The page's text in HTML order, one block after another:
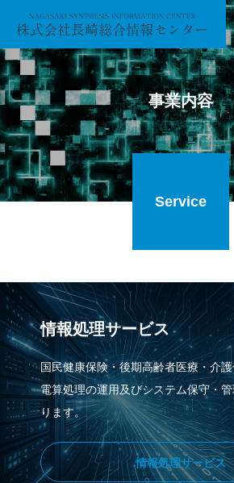
事業内容
Service
情報処理サービス
国民健康保険・後期高齢者医療・介
電算処理の運用及びシステム保守・
ります。
情報処理サービス